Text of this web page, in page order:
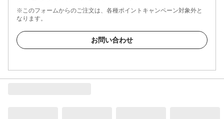
※このフォームからのご注文は、各種ポイントキャンペーン対象外と
なります。
お問い合わせ